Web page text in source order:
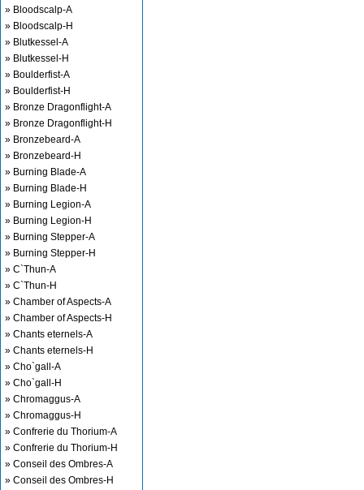
» Bloodscalp-A
» Bloodscalp-H
» Blutkessel-A
» Blutkessel-H
» Boulderfist-A
» Boulderfist-H
» Bronze Dragonflight-A
» Bronze Dragonflight-H
» Bronzebeard-A
» Bronzebeard-H
» Burning Blade-A
» Burning Blade-H
» Burning Legion-A
» Burning Legion-H
» Burning Stepper-A
» Burning Stepper-H
» C`Thun-A
» C`Thun-H
» Chamber of Aspects-A
» Chamber of Aspects-H
» Chants eternels-A
» Chants eternels-H
» Cho`gall-A
» Cho`gall-H
» Chromaggus-A
» Chromaggus-H
» Confrerie du Thorium-A
» Confrerie du Thorium-H
» Conseil des Ombres-A
» Conseil des Ombres-H